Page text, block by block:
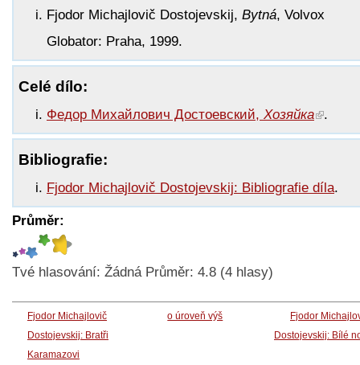
Fjodor Michajlovič Dostojevskij, Bytná, Volvox
Globator: Praha, 1999.
Celé dílo:
Федор Михайлович Достоевский, Хозяйка .
Bibliografie:
Fjodor Michajlovič Dostojevskij: Bibliografie díla.
Průměr:
Tvé hlasování: Žádná Průměr: 4.8 (4 hlasy)
Fjodor Michajlovič
Dostojevskij: Bratři
Karamazovi
o úroveň výš
Fjodor
Dostojevskij: Bílé